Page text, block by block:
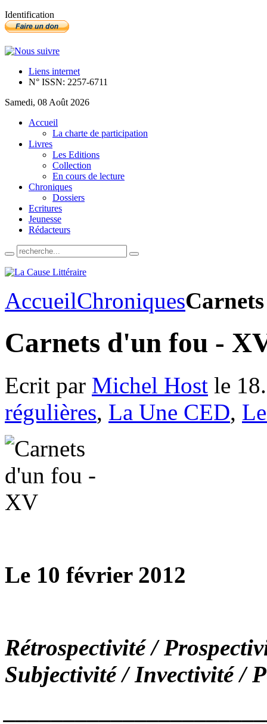
Identification
Liens internet
N° ISSN: 2257-6711
Samedi, 08 Août 2026
Accueil
La charte de participation
Livres
Les Editions
Collection
En cours de lecture
Chroniques
Dossiers
Ecritures
Jeunesse
Rédacteurs
AccueilChroniques
Carnets d'un fou -
Ecrit par Michel Host le
régulières, La Une CED,
Le 10 février 2012
Rétrospectivité /
Subjectivité / Invectivité /